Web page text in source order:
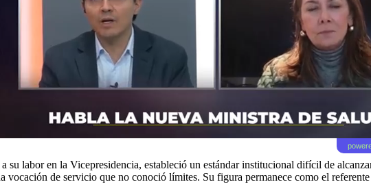
su labor en la Vicepresidencia, estableció un estándar institucional difícil de
vocación de servicio que no conoció límites. Su figura permanece como el